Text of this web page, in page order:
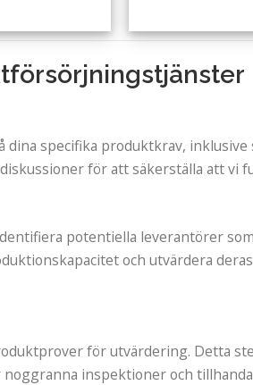
specifika produktkrav,
för att säkerställa att vi
potentiella leverantörer
och utvärdera
för utvärdering. Detta
inspektioner och